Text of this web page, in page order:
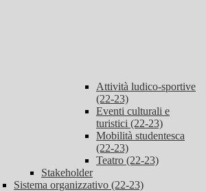
Attività ludico-sportive
(22-23)
Eventi culturali e
turistici (22-23)
Mobilità studentesca
(22-23)
Teatro (22-23)
Stakeholder
Sistema organizzativo (22-23)